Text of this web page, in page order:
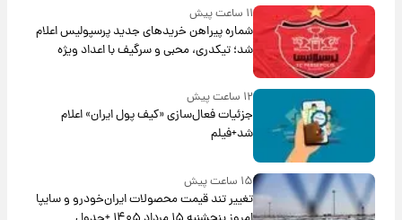
۱۱ ساعت پیش
شماره پیراهن خریدهای جدید پرسپولیس اعلام
شد؛ تیکدری، محبی و سرگیف با اعداد ویژه
۱۲ ساعت پیش
جزئیات فعال‌سازی «کیف پول ایران» اعلام
شد+فیلم
۱۵ ساعت پیش
تغییر تند قیمت محصولات ایران‌خودرو و سایپا